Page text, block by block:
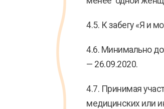
4.5. К забегу «Я и
4.6. Минимально
— 26.09.2020.
4.7. Принимая
медицинских или